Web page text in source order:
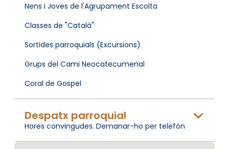
Nens i Joves de l'Agrupament Escolta
Classes de "Català"
Sortides parroquials (Excursions)
Grups del Cami Neocatecumenal
Coral de Gospel
Despatx parroquial
Hores convingudes. Demanar-ho per telefón